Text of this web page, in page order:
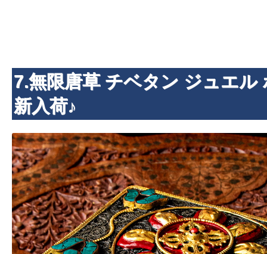
7.無限唐草 チベタン ジュエル
新入荷♪